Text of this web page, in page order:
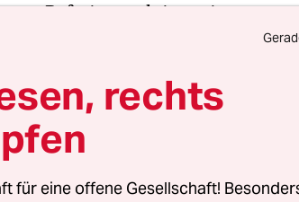
Befreiungsaktion sei
in Gefahr bringen
Montag in der Hauptstadt
nicht preisgeben, der
wissen, wo sie sind“,
es Ihnen nicht sagen.“
rechts
für eine offene Gesellschaft!